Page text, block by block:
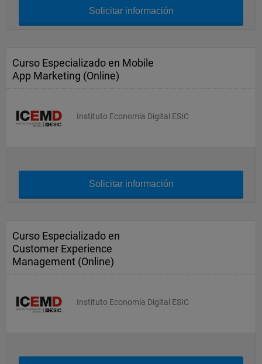
Solicitar información
Curso Especializado en Mobile
App Marketing (Online)
Instituto Economía Digital ESIC
Solicitar información
Curso Especializado en
Customer Experience
Management (Online)
Instituto Economía Digital ESIC